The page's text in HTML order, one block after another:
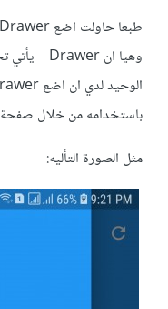
باستخدامه من خلال صفحة Home
مثل الصورة التأليه: